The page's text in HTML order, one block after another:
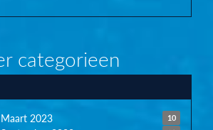
categorieen
10
2023